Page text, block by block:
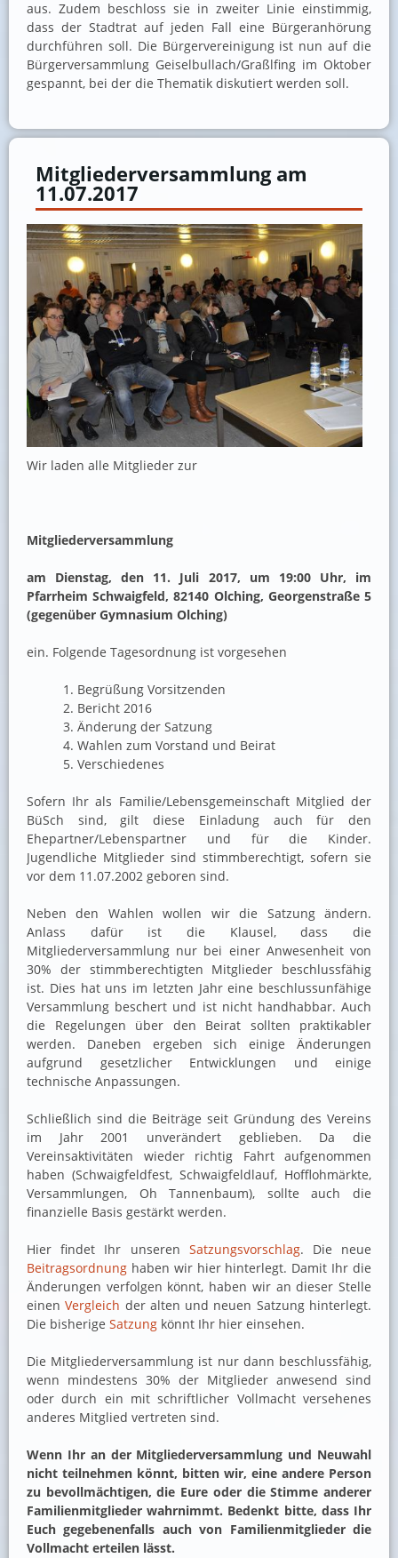
aus. Zudem beschloss sie in zweiter Linie einstimmig,
dass der Stadtrat auf jeden Fall eine Bürgeranhörung
durchführen soll. Die Bürgervereinigung ist nun auf die
Bürgerversammlung Geiselbullach/Graßlfing im Oktober
gespannt, bei der die Thematik diskutiert werden soll.
Mitgliederversammlung am
11.07.2017
Wir laden alle Mitglieder zur
Mitgliederversammlung
am Dienstag, den 11. Juli 2017, um 19:00 Uhr, im
Pfarrheim Schwaigfeld, 82140 Olching, Georgenstraße 5
(gegenüber Gymnasium Olching)
ein. Folgende Tagesordnung ist vorgesehen
Begrüßung Vorsitzenden
Bericht 2016
Änderung der Satzung
Wahlen zum Vorstand und Beirat
Verschiedenes
Sofern Ihr als Familie/Lebensgemeinschaft Mitglied der
BüSch sind, gilt diese Einladung auch für den
Ehepartner/Lebenspartner und für die Kinder.
Jugendliche Mitglieder sind stimmberechtigt, sofern sie
vor dem 11.07.2002 geboren sind.
Neben den Wahlen wollen wir die Satzung ändern.
Anlass dafür ist die Klausel, dass die
Mitgliederversammlung nur bei einer Anwesenheit von
30% der stimmberechtigten Mitglieder beschlussfähig
ist. Dies hat uns im letzten Jahr eine beschlussunfähige
Versammlung beschert und ist nicht handhabbar. Auch
die Regelungen über den Beirat sollten praktikabler
werden. Daneben ergeben sich einige Änderungen
aufgrund gesetzlicher Entwicklungen und einige
technische Anpassungen.
Schließlich sind die Beiträge seit Gründung des Vereins
im Jahr 2001 unverändert geblieben. Da die
Vereinsaktivitäten wieder richtig Fahrt aufgenommen
haben (Schwaigfeldfest, Schwaigfeldlauf, Hofflohmärkte,
Versammlungen, Oh Tannenbaum), sollte auch die
finanzielle Basis gestärkt werden.
Hier findet Ihr unseren Satzungsvorschlag. Die neue
Beitragsordnung haben wir hier hinterlegt. Damit Ihr die
Änderungen verfolgen könnt, haben wir an dieser Stelle
einenVergleich der alten und neuen Satzung hinterlegt.
Die bisherige Satzung könnt Ihr hier einsehen.
Die Mitgliederversammlung ist nur dann beschlussfähig,
wenn mindestens 30% der Mitglieder anwesend sind
oder durch ein mit schriftlicher Vollmacht versehenes
anderes Mitglied vertreten sind.
Wenn Ihr an der Mitgliederversammlung und Neuwahl
nicht teilnehmen könnt, bitten wir, eine andere Person
zu bevollmächtigen, die Eure oder die Stimme anderer
Familienmitglieder wahrnimmt. Bedenkt bitte, dass Ihr
Euch gegebenenfalls auch von Familienmitglieder die
Vollmacht erteilen lässt.